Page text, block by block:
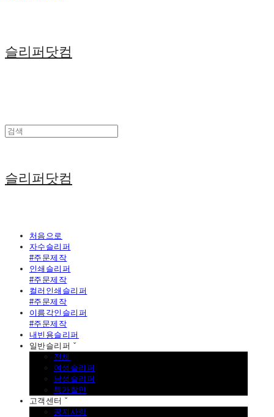
슬리퍼닷컴
슬리퍼닷컴
처음으로
자수슬리퍼
#주문제작
인쇄슬리퍼
#주문제작
컬러인쇄슬리퍼
#주문제작
이름각인슬리퍼
#주문제작
내빈용슬리퍼
일반슬리퍼 ˇ
전체
여성슬리퍼
남성슬리퍼
특가할인
고객센터 ˇ
공지사항